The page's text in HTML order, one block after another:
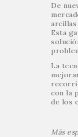
De
arcillas
Esta
La
con la
de los
Más